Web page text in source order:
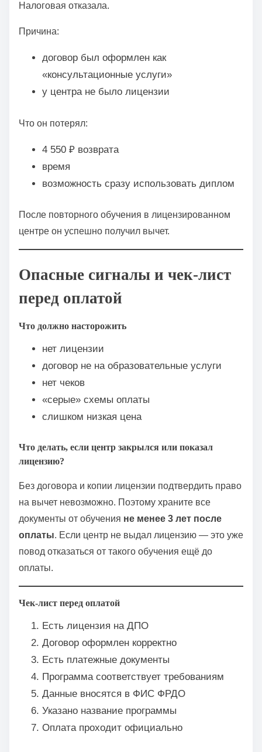
Налоговая отказала.
Причина:
договор был оформлен как
«консультационные услуги»
у центра не было лицензии
Что он потерял:
4 550 ₽ возврата
время
возможность сразу использовать диплом
После повторного обучения в лицензированном
центре он успешно получил вычет.
Опасные сигналы и чек-лист
перед оплатой
Что должно насторожить
нет лицензии
договор не на образовательные услуги
нет чеков
«серые» схемы оплаты
слишком низкая цена
Что делать, если центр закрылся или показал
лицензию?
Без договора и копии лицензии подтвердить право
на вычет невозможно. Поэтому храните все
документы от обучения не менее 3 лет после
оплаты. Если центр не выдал лицензию — это уже
повод отказаться от такого обучения ещё до
оплаты.
Чек-лист перед оплатой
Есть лицензия на ДПО
Договор оформлен корректно
Есть платежные документы
Программа соответствует требованиям
Данные вносятся в ФИС ФРДО
Указано название программы
Оплата проходит официально